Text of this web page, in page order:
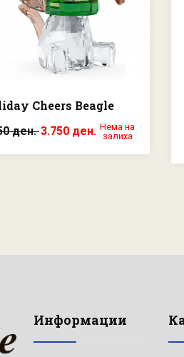
Cheers Beagle
ден.3.750 ден. Нема на
залиха
Информации